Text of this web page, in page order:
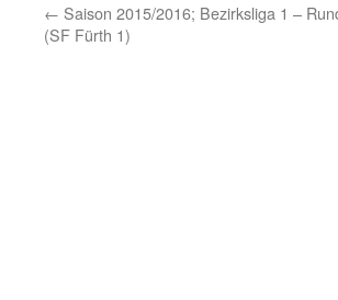
← Saison 2015/2016; Bezirksliga 1 –
(SF Fürth 1)